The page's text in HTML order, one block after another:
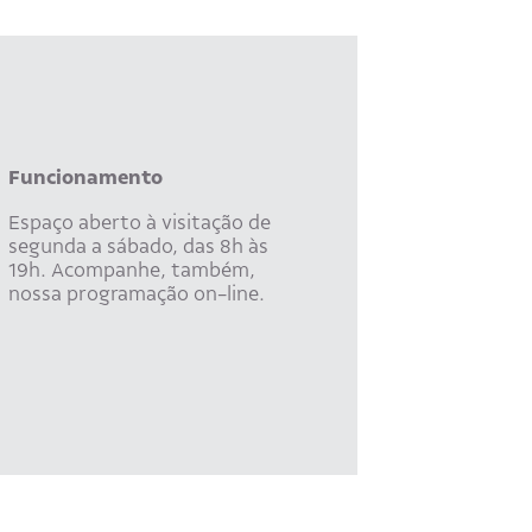
Funcionamento
Espaço aberto à visitação de
segunda a sábado, das 8h às
19h. Acompanhe, também,
nossa programação on-line.